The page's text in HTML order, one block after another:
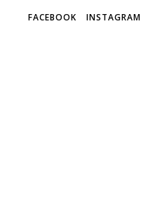
FACEBOOK INSTAGRAM